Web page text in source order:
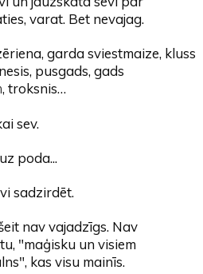
varat. Bet nevajag.
garda sviestmaize, kluss
pusgads, gads
, troksnis…
sev.
poda...
sadzirdēt.
nav vajadzīgs. Nav
"maģisku un visiem
kas visu mainīs.